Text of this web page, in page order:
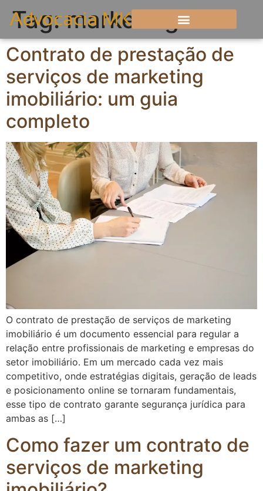
Tag:marketing
Contrato de prestação de
serviços de marketing
imobiliário: um guia
completo
O contrato de prestação de serviços de marketing
imobiliário é um documento essencial para regular a
relação entre profissionais de marketing e empresas do
setor imobiliário. Em um mercado cada vez mais
competitivo, onde estratégias digitais, geração de leads
e posicionamento online se tornaram fundamentais,
esse tipo de contrato garante segurança jurídica para
ambas as […]
Como fazer um contrato de
serviços de marketing